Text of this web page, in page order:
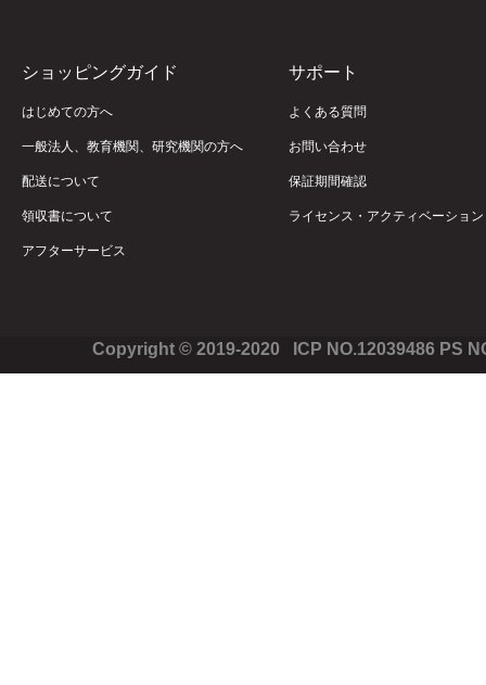
ショッピングガイド
はじめての方へ
一般法人、教育機関、研究機関の方へ
配送について
領収書について
アフターサービス
サポート
よくある質問
お問い合わせ
保証期間確認
ライセンス・アクティベーション
Copyright © 2019-2020 ICP NO.12039486 PS